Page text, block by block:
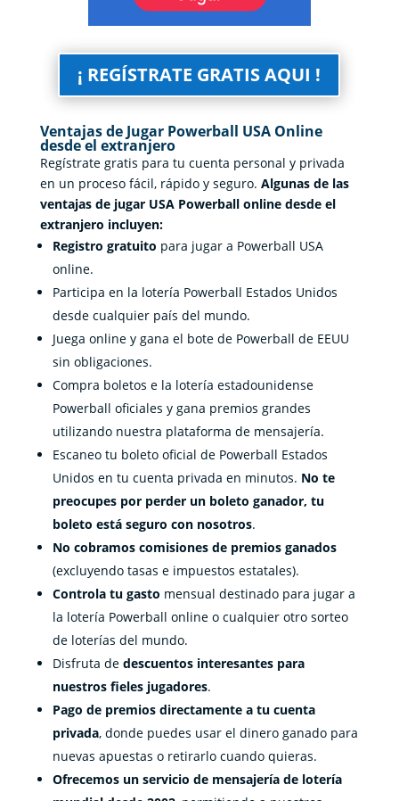
¡ REGÍSTRATE GRATIS AQUI !
Ventajas de Jugar Powerball USA Online
desde el extranjero
Regístrate gratis para tu cuenta personal y privada
en un proceso fácil, rápido y seguro. Algunas de las
ventajas de jugar USA Powerball online desde el
extranjero incluyen:
Registro gratuito para jugar a Powerball USA
online.
Participa en la lotería Powerball Estados Unidos
desde cualquier país del mundo.
Juega online y gana el bote de Powerball de EEUU
sin obligaciones.
Compra boletos e la lotería estadounidense
Powerball oficiales y gana premios grandes
utilizando nuestra plataforma de mensajería.
Escaneo tu boleto oficial de Powerball Estados
Unidos en tu cuenta privada en minutos. No te
preocupes por perder un boleto ganador, tu
boleto está seguro con nosotros.
No cobramos comisionesde premios ganados
(excluyendo tasas e impuestos estatales).
Controla tu gasto mensual destinado para jugar a
la lotería Powerball online o cualquier otro sorteo
de loterías del mundo.
Disfruta de descuentos interesantes para
nuestros fieles jugadores.
Pago de premios directamente a tu cuenta
privada, donde puedes usar el dinero ganado para
nuevas apuestas o retirarlo cuando quieras.
Ofrecemos un servicio de mensajería de lotería